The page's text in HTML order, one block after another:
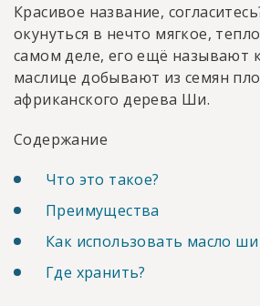
Красивое название,
окунуться в нечто мягкое,
самом деле, его ещё называют
маслице добывают из семян
африканского дерева Ши.
Содержание
Что это такое?
Преимущества
Как использовать масло ши
Где хранить?